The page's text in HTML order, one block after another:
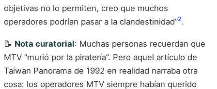
objetivas no lo permiten, creo que muchos
operadores podrían pasar a la clandestinidad”2.
📝 Nota curatorial: Muchas personas recuerdan que
MTV “murió por la piratería”. Pero aquel artículo de
Taiwan Panorama de 1992 en realidad narraba otra
cosa: los operadores MTV siempre habían querido